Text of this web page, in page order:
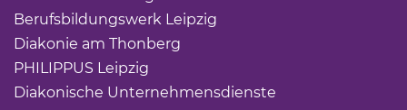
Berufsbildungswerk Leipzig
Diakonie am Thonberg
PHILIPPUS Leipzig
Diakonische Unternehmensdienste